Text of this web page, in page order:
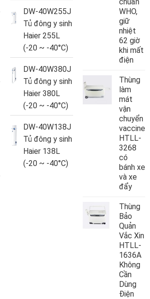
DW-40W255J
Tủ đông y sinh
Haier 255L
(-20 ~ -40°C)
DW-40W380J
Tủ đông y sinh
Haier 380L
(-20 ~ -40°C)
DW-40W138J
Tủ đông y sinh
Haier 138L
(-20 ~ -40°C)
WHO,
giữ
nhiệt
62 giờ
khi mất
điện
Thùng
làm
mát
vận
chuyển
vaccine
HTLL-
3268
có
bánh xe
và xe
đẩy
Thùng
Bảo
Quản
Vắc Xin
HTLL-
1636A
Không
Cần
Dùng
Điện